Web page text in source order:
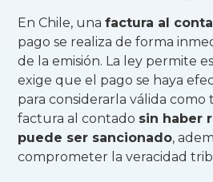
En Chile, unafactura al
pago se realiza de forma
de la emisión. La ley permite
exige que el pago se haya
para considerarla válida como
factura al contado sin haber
puede ser sancionado,
comprometer la veracidad